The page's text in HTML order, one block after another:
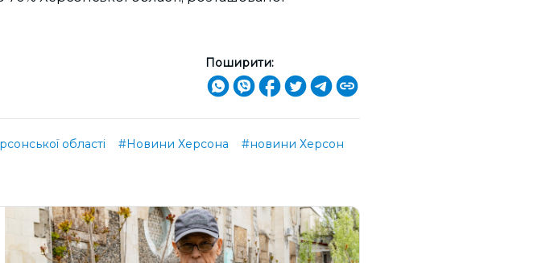
Поширити:
області #Новини Херсона
#новини Херсон